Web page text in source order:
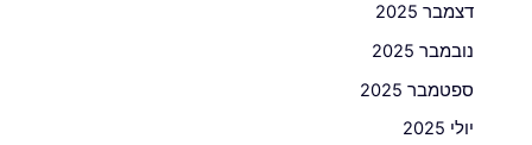
דצמבר 2025
נובמבר 2025
ספטמבר 2025
יולי 2025